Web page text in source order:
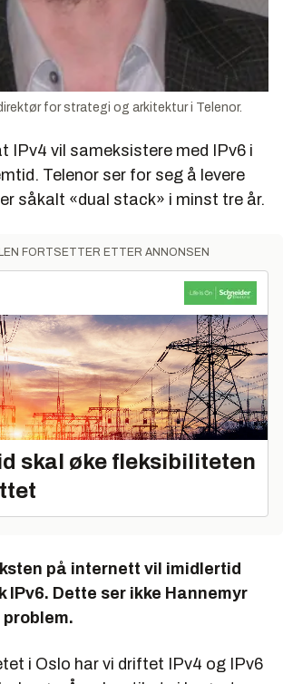
for strategi og arkitektur i Telenor.
IPv4 vil sameksistere med IPv6 i
Telenor ser for seg å levere
såkalt «dual stack» i minst tre år.
FORTSETTER ETTER ANNONSEN
skal øke fleksibiliteten
på internett vil imidlertid
IPv6. Dette ser ikke Hannemyr
i Oslo har vi driftet IPv4 og IPv6